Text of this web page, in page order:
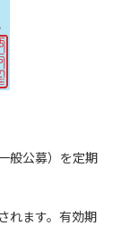
般公募）を定期
れます。有効期